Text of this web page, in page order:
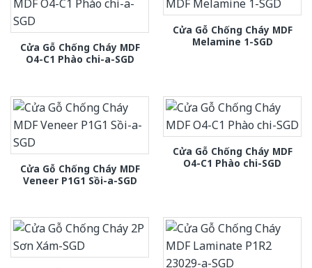
Cửa Gỗ Chống Cháy MDF
O4-C1 Phào chi-a-SGD
Cửa Gỗ Chống Cháy MDF
Melamine 1-SGD
Cửa Gỗ Chống Cháy MDF
Veneer P1G1 Sồi-a-SGD
Cửa Gỗ Chống Cháy MDF
O4-C1 Phào chi-SGD